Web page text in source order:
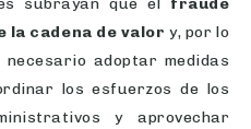
subrayan que el fraude
la cadena de valor y, por lo
adoptar medidas
los esfuerzos de los
y aprovechar